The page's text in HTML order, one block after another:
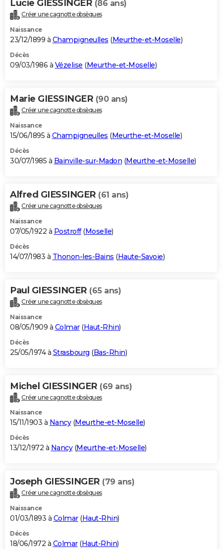
Lucie GIESSINGER (86 ans)
Créer une cagnotte obsèques
Naissance
23/12/1899 à Champigneulles (Meurthe-et-Moselle)
Décès
09/03/1986 à Vézelise (Meurthe-et-Moselle)
Marie GIESSINGER (90 ans)
Créer une cagnotte obsèques
Naissance
15/06/1895 à Champigneulles (Meurthe-et-Moselle)
Décès
30/07/1985 à Bainville-sur-Madon (Meurthe-et-Moselle)
Alfred GIESSINGER (61 ans)
Créer une cagnotte obsèques
Naissance
07/05/1922 à Postroff(Moselle)
Décès
14/07/1983 à Thonon-les-Bains (Haute-Savoie)
Paul GIESSINGER (65 ans)
Créer une cagnotte obsèques
Naissance
08/05/1909 à Colmar(Haut-Rhin)
Décès
25/05/1974 à Strasbourg (Bas-Rhin)
Michel GIESSINGER (69 ans)
Créer une cagnotte obsèques
Naissance
15/11/1903 à Nancy(Meurthe-et-Moselle)
Décès
13/12/1972 à Nancy(Meurthe-et-Moselle)
Joseph GIESSINGER (79 ans)
Créer une cagnotte obsèques
Naissance
01/03/1893 à Colmar(Haut-Rhin)
Décès
18/06/1972 à Colmar(Haut-Rhin)